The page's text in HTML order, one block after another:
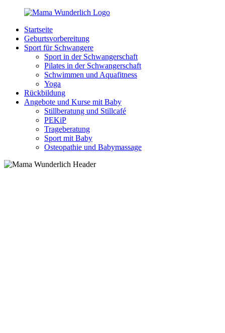
Zurück
Inhalt
MamaWunderlich.de
Mutti
sein
wunderbar!
Startseite
Geburtsvorbereitung
Sport für Schwangere
Sport in der Schwangerschaft
Pilates in der Schwangerschaft
Schwimmen und Aquafitness
Yoga
Rückbildung
Angebote und Kurse mit Baby
Stillberatung und Stillcafé
PEKiP
Trageberatung
Sport mit Baby
Osteopathie und Babymassage